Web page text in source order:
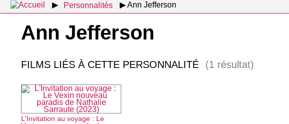
Personnalités Ann Jefferson
Ann Jefferson
FILMS LIÉS À CETTE PERSONNALITÉ (1 résultat)
L'Invitation au voyage : Le